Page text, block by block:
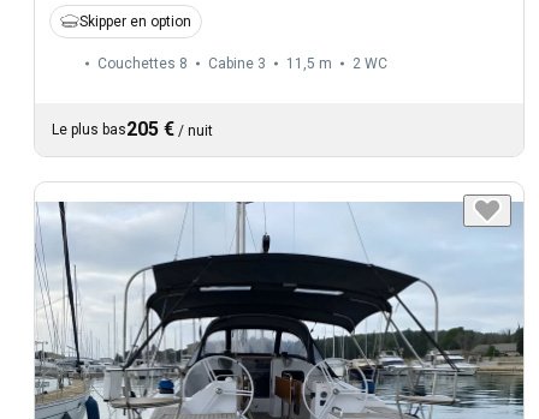
Skipper en option
Couchettes 8 Cabine 3 11,5 m 2 WC
Le plus bas205 € / nuit